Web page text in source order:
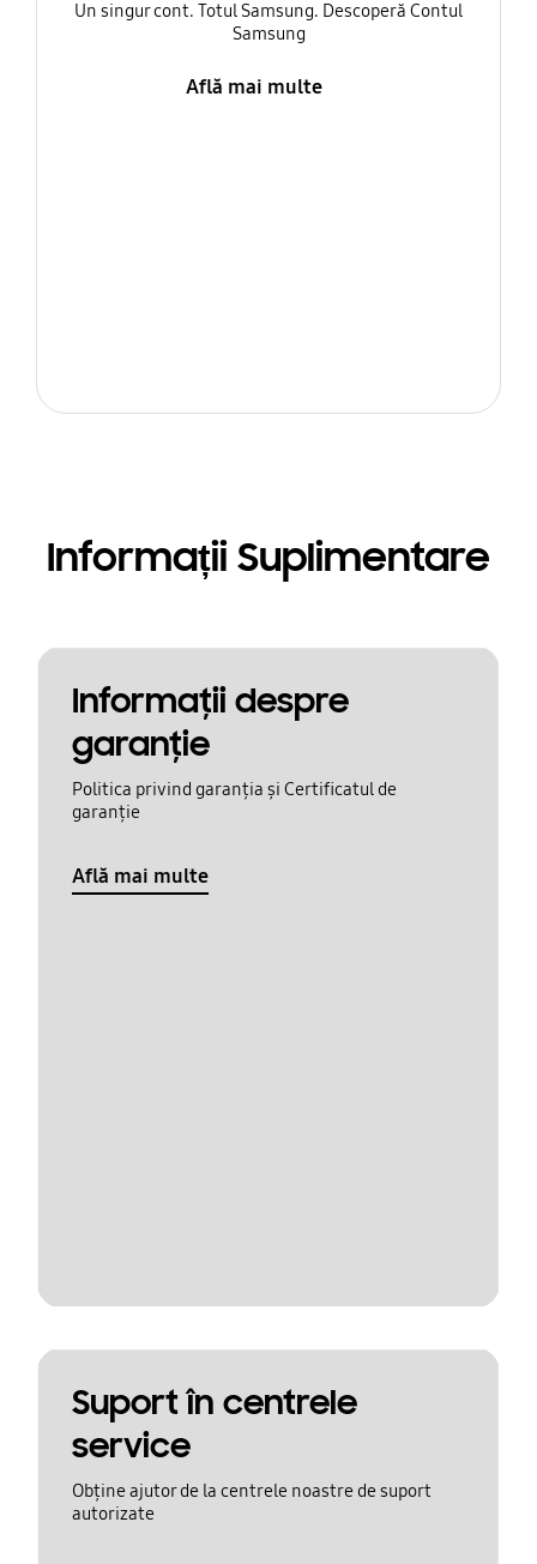
Un singur cont. Totul Samsung. Descoperă Contul
Samsung
Află mai multe
Informații Suplimentare
Informaţii despre
garanţie
Politica privind garanția și Certificatul de
garanție
Află mai multe
Suport în centrele
service
Obține ajutor de la centrele noastre de suport
autorizate